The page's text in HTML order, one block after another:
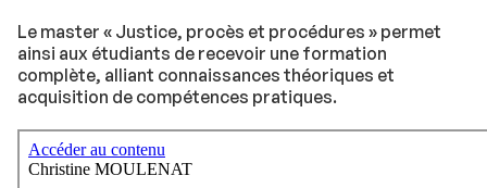
Le master « Justice, procès et procédures » permet
ainsi aux étudiants de recevoir une formation
complète, alliant connaissances théoriques et
acquisition de compétences pratiques.